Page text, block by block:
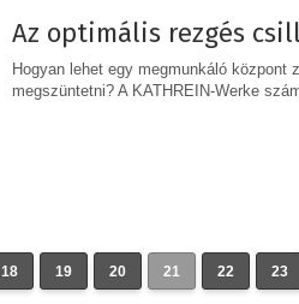
Az optimális rezgés
Hogyan lehet egy megmunkáló központ
megszüntetni? A KATHREIN-Werke
18 19 20 21 22 23